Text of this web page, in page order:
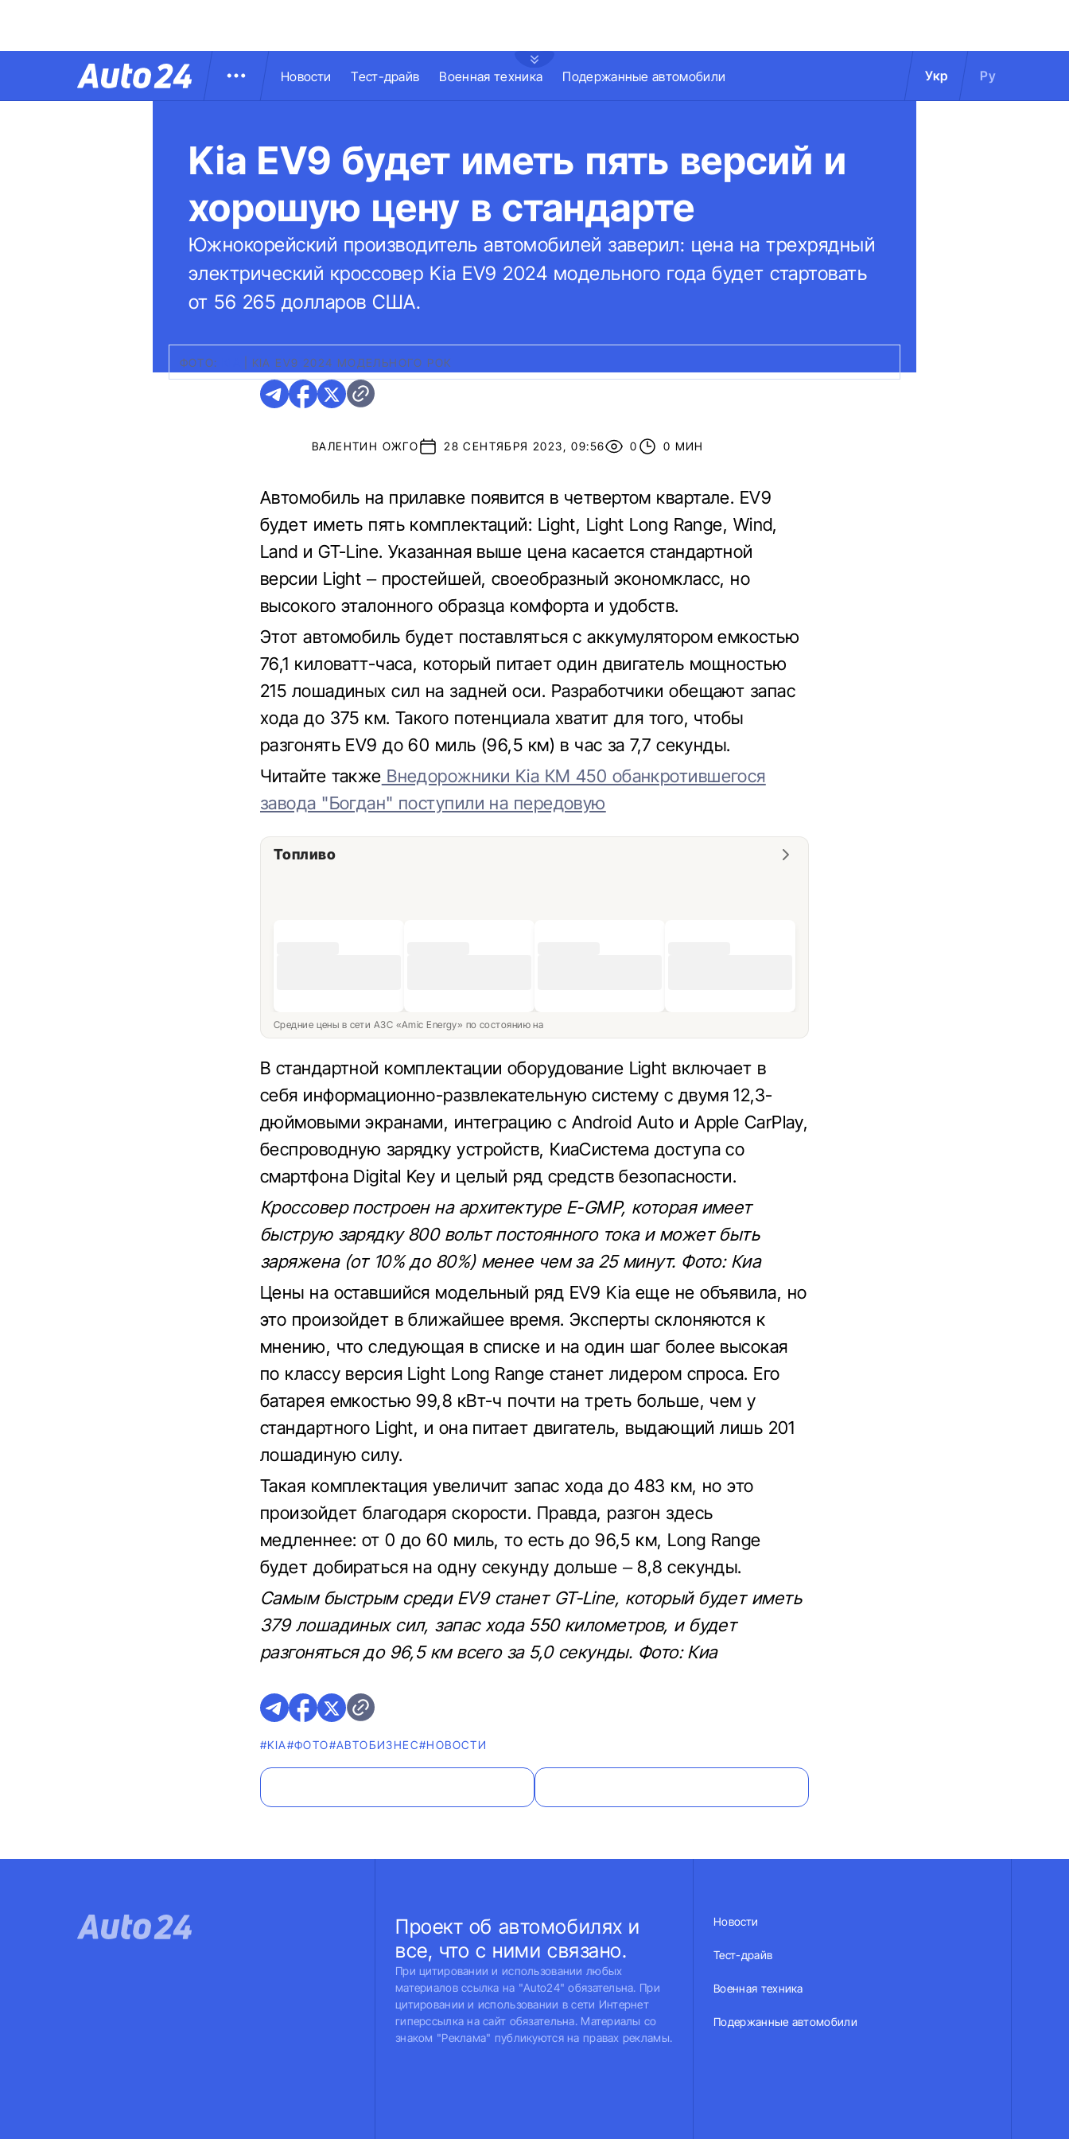
Новости Тест-драйв Военная техника Подержанные автомобили Укр Ру
Kia EV9 будет иметь пять версий и
хорошую цену в стандарте
Южнокорейский производитель автомобилей заверил: цена на трехрядный
электрический кроссовер Kia EV9 2024 модельного года будет стартовать
от 56 265 долларов США.
ФОТО: KIA EV9 2024 МОДЕЛЬНОГО РОК
ВАЛЕНТИН ОЖГО 28 СЕНТЯБРЯ 2023, 09:56 0 0 МИН
Автомобиль на прилавке появится в четвертом квартале. EV9
будет иметь пять комплектаций: Light, Light Long Range, Wind,
Land и GT-Line. Указанная выше цена касается стандартной
версии Light – простейшей, своеобразный экономкласс, но
высокого эталонного образца комфорта и удобств.
Этот автомобиль будет поставляться с аккумулятором емкостью
76,1 киловатт-часа, который питает один двигатель мощностью
215 лошадиных сил на задней оси. Разработчики обещают запас
хода до 375 км. Такого потенциала хватит для того, чтобы
разгонять EV9 до 60 миль (96,5 км) в час за 7,7 секунды.
Читайте также Внедорожники Kia КМ 450 обанкротившегося
завода "Богдан" поступили на передовую
Топливо
Средние цены в сети АЗС «Amic Energy» по состоянию на
В стандартной комплектации оборудование Light включает в
себя информационно-развлекательную систему с двумя 12,3-
дюймовыми экранами, интеграцию с Android Auto и Apple CarPlay,
беспроводную зарядку устройств, КиаСистема доступа со
смартфона Digital Key и целый ряд средств безопасности.
Кроссовер построен на архитектуре E-GMP, которая имеет
быструю зарядку 800 вольт постоянного тока и может быть
заряжена (от 10% до 80%) менее чем за 25 минут. Фото: Киа
Цены на оставшийся модельный ряд EV9 Kia еще не объявила, но
это произойдет в ближайшее время. Эксперты склоняются к
мнению, что следующая в списке и на один шаг более высокая
по классу версия Light Long Range станет лидером спроса. Его
батарея емкостью 99,8 кВт-ч почти на треть больше, чем у
стандартного Light, и она питает двигатель, выдающий лишь 201
лошадиную силу.
Такая комплектация увеличит запас хода до 483 км, но это
произойдет благодаря скорости. Правда, разгон здесь
медленнее: от 0 до 60 миль, то есть до 96,5 км, Long Range
будет добираться на одну секунду дольше – 8,8 секунды.
Самым быстрым среди EV9 станет GT-Line, который будет иметь
379 лошадиных сил, запас хода 550 километров, и будет
разгоняться до 96,5 км всего за 5,0 секунды. Фото: Киа
#KIA#ФОТО#AВТОБИЗНЕС#НОВОСТИ
Проект об автомобилях и
все, что с ними связано.
При цитировании и использовании любых
материалов ссылка на "Auto24" обязательна. При
цитировании и использовании в сети Интернет
гиперссылка на сайт обязательна. Материалы со
знаком "Реклама" публикуются на правах рекламы.
Новости
Тест-драйв
Военная техника
Подержанные автомобили